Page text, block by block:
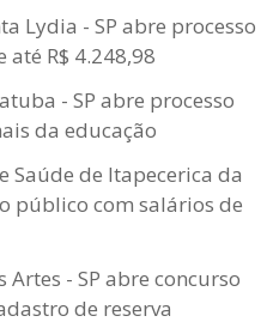
Lydia - SP abre processo
R$ 4.248,98
- SP abre processo
da educação
de Itapecerica da
público com salários de
- SP abre concurso
de reserva